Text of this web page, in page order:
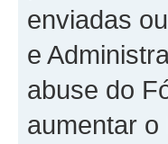
enviadas
e
abuse do
aumentar